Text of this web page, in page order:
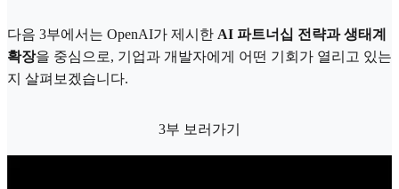
다음 3부에서는 OpenAI가 제시한 AI 파트너십 전략과 생태계
확장을 중심으로, 기업과 개발자에게 어떤 기회가 열리고 있는
지 살펴보겠습니다.
3부 보러가기